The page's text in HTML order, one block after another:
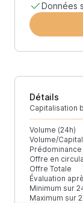
Données
Détails
Capitalisation
Volume (24h)
Volume/
Offre en
Offre Totale
Évaluation
Minimum sur
Maximum sur